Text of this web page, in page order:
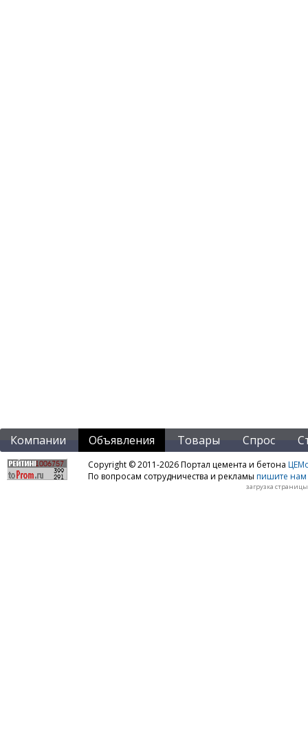
Компании Объявления Товары Спрос
Copyright © 2011-2026 Портал цемента и бетона
По вопросам сотрудничества и рекламы пишите нам
загрузка